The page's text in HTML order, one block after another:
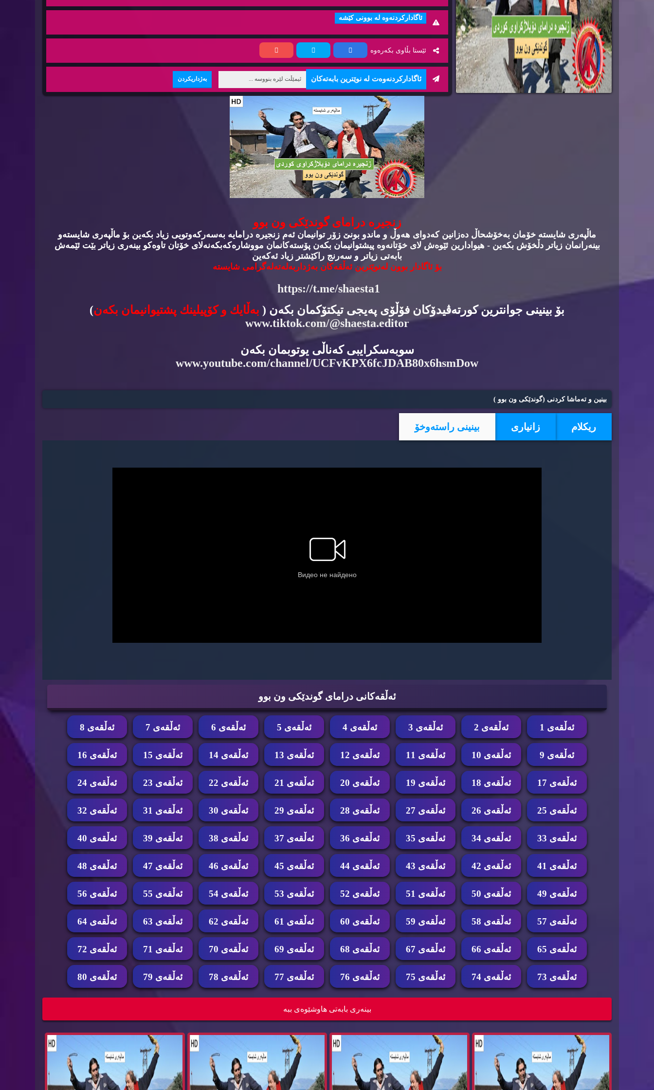
ئاگاداركردنه‌وه‌ له‌ بوونی كێشه‌
ئێستا بڵاوی بكه‌ره‌وه‌
ئاگاداركردنه‌وه‌ت له‌ نوێترین بابه‌ته‌كان
زنجیره‌ درامای گوندێكی ون بوو
ماڵپه‌ری شایسته‌ خۆمان به‌خۆشحاڵ ده‌زانین كه‌دوای هه‌وڵ و ماندو بونێ زۆر توانیمان ئه‌م زنجیره‌ درامایه‌ به‌سه‌ركه‌وتویی زیاد بكه‌ین بۆ ماڵپه‌ری شایسته‌و
بینه‌رانمان زیاتر دڵخۆش بكه‌ین - هیوادارین ئێوه‌ش لای خۆتانه‌وه‌ پیشتوانیمان بكه‌ن پۆسته‌كانمان مووشاره‌كه‌بكه‌نه‌لای خۆتان تاوه‌كو بینه‌ری زیاتر بێت ئێمه‌ش
بابه‌تی زیاتر و سه‌رنج راكێشتر زیاد ئه‌كه‌ین
بۆ ئاگادار بوون له‌نوێترین ئه‌ڵقه‌كان به‌ژداربه‌له‌ته‌له‌گرامی شایسته‌
https://t.me/shaesta1
بۆ بینینی جوانترین كورته‌ڤیدۆكان فۆڵۆی په‌یجی تیكتۆكمان بكه‌ن ( به‌ڵایك و كۆپیلینك پشتیوانیمان بكه‌ن)
www.tiktok.com/@shaesta.editor
سوبه‌سكرایبی كه‌ناڵی یوتوبمان بكه‌ن
www.youtube.com/channel/UCFvKPX6fcJDAB80x6hsmDow
بینین و ته‌ماشا كردنی (گوندێكی ون بوو )
ریكلام زانیاری بینینی راسته‌وخۆ
ئه‌ڵقه‌كانی درامای گوندێكی ون بوو
ئه‌ڵقه‌ی 1 ئه‌ڵقه‌ی 2 ئه‌ڵقه‌ی 3 ئه‌ڵقه‌ی 4 ئه‌ڵقه‌ی 5 ئه‌ڵقه‌ی 6 ئه‌ڵقه‌ی 7 ئه‌ڵقه‌ی 8
ئه‌ڵقه‌ی 9 ئه‌ڵقه‌ی 10 ئه‌ڵقه‌ی 11 ئه‌ڵقه‌ی 12 ئه‌ڵقه‌ی 13 ئه‌ڵقه‌ی 14 ئه‌ڵقه‌ی 15 ئه‌ڵقه‌ی 16
ئه‌ڵقه‌ی 17 ئه‌ڵقه‌ی 18 ئه‌ڵقه‌ی 19 ئه‌ڵقه‌ی 20 ئه‌ڵقه‌ی 21 ئه‌ڵقه‌ی 22 ئه‌ڵقه‌ی 23 ئه‌ڵقه‌ی 24
ئه‌ڵقه‌ی 25 ئه‌ڵقه‌ی 26 ئه‌ڵقه‌ی 27 ئه‌ڵقه‌ی 28 ئه‌ڵقه‌ی 29 ئه‌ڵقه‌ی 30 ئه‌ڵقه‌ی 31 ئه‌ڵقه‌ی 32
ئه‌ڵقه‌ی 33 ئه‌ڵقه‌ی 34 ئه‌ڵقه‌ی 35 ئه‌ڵقه‌ی 36 ئه‌ڵقه‌ی 37 ئه‌ڵقه‌ی 38 ئه‌ڵقه‌ی 39 ئه‌ڵقه‌ی 40
ئه‌ڵقه‌ی 41 ئه‌ڵقه‌ی 42 ئه‌ڵقه‌ی 43 ئه‌ڵقه‌ی 44 ئه‌ڵقه‌ی 45 ئه‌ڵقه‌ی 46 ئه‌ڵقه‌ی 47 ئه‌ڵقه‌ی 48
ئه‌ڵقه‌ی 49 ئه‌ڵقه‌ی 50 ئه‌ڵقه‌ی 51 ئه‌ڵقه‌ی 52 ئه‌ڵقه‌ی 53 ئه‌ڵقه‌ی 54 ئه‌ڵقه‌ی 55 ئه‌ڵقه‌ی 56
ئه‌ڵقه‌ی 57 ئه‌ڵقه‌ی 58 ئه‌ڵقه‌ی 59 ئه‌ڵقه‌ی 60 ئه‌ڵقه‌ی 61 ئه‌ڵقه‌ی 62 ئه‌ڵقه‌ی 63 ئه‌ڵقه‌ی 64
ئه‌ڵقه‌ی 65 ئه‌ڵقه‌ی 66 ئه‌ڵقه‌ی 67 ئه‌ڵقه‌ی 68 ئه‌ڵقه‌ی 69 ئه‌ڵقه‌ی 70 ئه‌ڵقه‌ی 71 ئه‌ڵقه‌ی 72
ئه‌ڵقه‌ی 73 ئه‌ڵقه‌ی 74 ئه‌ڵقه‌ی 75 ئه‌ڵقه‌ی 76 ئه‌ڵقه‌ی 77 ئه‌ڵقه‌ی 78 ئه‌ڵقه‌ی 79 ئه‌ڵقه‌ی 80
بینه‌ری بابه‌تی هاوشێوه‌ی ببه‌
درامای کۆمیدی دۆبلاژکراوی کوردی گوندێکی ون
درامای کۆمیدی دۆبلاژکراوی کوردی گوندێکی ون
درامای کۆمیدی دۆبلاژکراوی کوردی گوندێکی ون
درامای کۆمیدی دۆبلاژکراوی کوردی گوندێکی ون